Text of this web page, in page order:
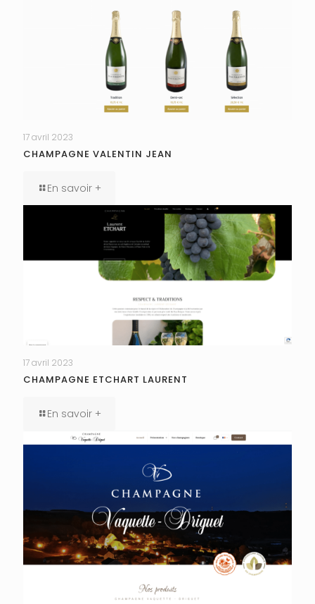
17 avril 2023
CHAMPAGNE VALENTIN JEAN
En savoir +
17 avril 2023
CHAMPAGNE ETCHART LAURENT
En savoir +